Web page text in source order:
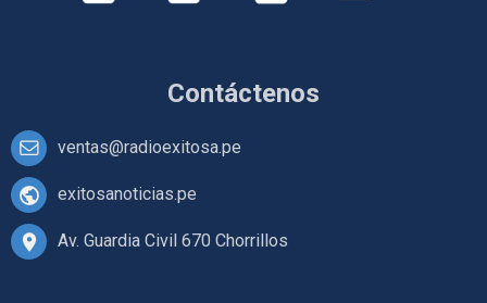
Contáctenos
ventas@radioexitosa.pe
exitosanoticias.pe
Av. Guardia Civil 670 Chorrillos